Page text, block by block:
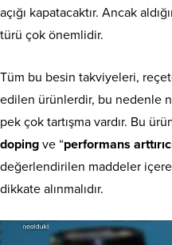
açığı kapatacaktır. Ancak
türü çok önemlidir.
Tüm bu besin takviyeleri,
edilen ürünlerdir, bu nedenle
pek çok tartışma vardır. Bu
doping ve “performans
değerlendirilen maddeler
dikkate alınmalıdır.